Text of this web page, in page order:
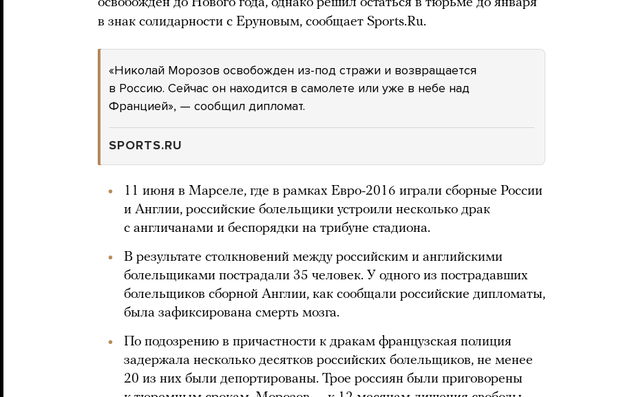
освобожден до Нового года, однако решил остаться в тюрьме до января
в знак солидарности с Еруновым, сообщает Sports.Ru.
«Николай Морозов освобожден из-под стражи и возвращается
в Россию. Сейчас он находится в самолете или уже в небе над
Францией», — сообщил дипломат.
SPORTS.RU
11 июня в Марселе, где в рамках Евро-2016 играли сборные России
и Англии, российские болельщики устроили несколько драк
с англичанами и беспорядки на трибуне стадиона.
В результате столкновений между российским и английскими
болельщиками пострадали 35 человек. У одного из пострадавших
болельщиков сборной Англии, как сообщали российские дипломаты,
была зафиксирована смерть мозга.
По подозрению в причастности к дракам французская полиция
задержала несколько десятков российских болельщиков, не менее
20 из них были депортированы. Трое россиян были приговорены